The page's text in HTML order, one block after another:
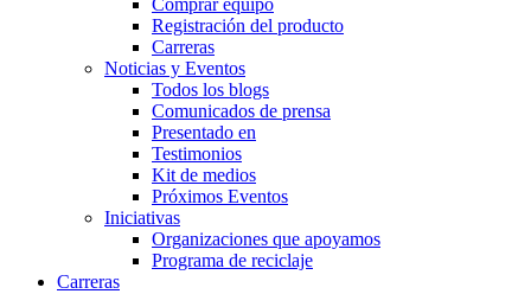
Comprar equipo
Registración del producto
Carreras
Noticias y Eventos
Todos los blogs
Comunicados de prensa
Presentado en
Testimonios
Kit de medios
Próximos Eventos
Iniciativas
Organizaciones que apoyamos
Programa de reciclaje
Carreras